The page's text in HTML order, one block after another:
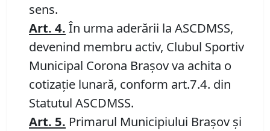
sens.
Art. 4. În urma aderării la ASCDMSS,
devenind membru activ, Clubul Sportiv
Municipal Corona Brașov va achita o
cotizație lunară, conform art.7.4. din
Statutul ASCDMSS.
Art. 5. Primarul Municipiului Brașov și